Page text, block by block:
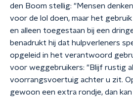
den Boom stellig: "Mensen
voor de lol doen, maar het
en alleen toegestaan bij een
benadrukt hij dat hulpverleners
opgeleid in het verantwoord
voor weggebruikers: "Blijf rustig
voorrangsvoertuig achter u zit.
gewoon een extra rondje, dan